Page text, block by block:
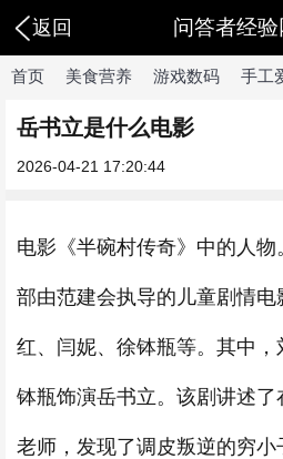
返回 问答者经验
首页 美食营养 游戏数码 手工
岳书立是什么电影
2026-04-21 17:20:44
电影《半碗村传奇》中的人
部由范建会执导的儿童剧情
红、闫妮、徐钵瓶等。其中
钵瓶饰演岳书立。该剧讲述
老师，发现了调皮叛逆的穷